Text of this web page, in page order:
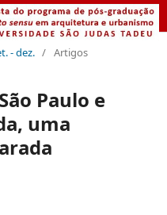
- dez. / Artigos
Paulo e
uma